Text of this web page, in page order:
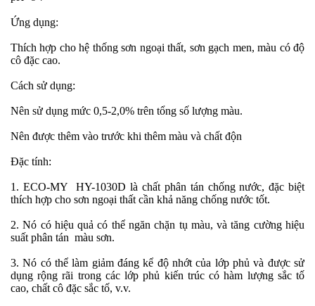
Ứng dụng:
Thích hợp cho hệ thống sơn ngoại thất, sơn gạch men, màu có độ
cô đặc cao.
Cách sử dụng:
Nên sử dụng mức 0,5-2,0% trên tổng số lượng màu.
Nên được thêm vào trước khi thêm màu và chất độn
Đặc tính:
1. ECO-MY
HY-1030D là chất phân tán chống nước, đặc biệt
thích hợp cho sơn ngoại thất cần khả năng chống nước tốt.
2. Nó có hiệu quả có thể ngăn chặn tụ màu, và tăng cường hiệu
suất phân tán màu sơn.
3. Nó có thể làm giảm đáng kể độ nhớt của lớp phủ và được sử
dụng rộng rãi trong các lớp phủ kiến trúc có hàm lượng sắc tố
cao, chất cô đặc sắc tố, v.v.